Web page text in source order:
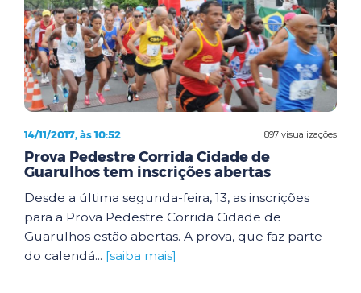
897 visualizações
14/11/2017, às 10:52
Prova Pedestre Corrida Cidade de
Guarulhos tem inscrições abertas
Desde a última segunda-feira, 13, as inscrições
para a Prova Pedestre Corrida Cidade de
Guarulhos estão abertas. A prova, que faz parte
do calendá... [saiba mais]